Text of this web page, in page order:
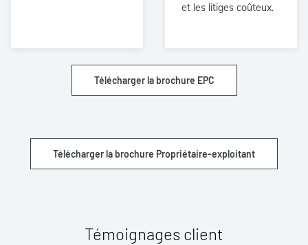
et les litiges coûteux.
Télécharger la brochure EPC
Télécharger la brochure Propriétaire-exploitant
Témoignages client